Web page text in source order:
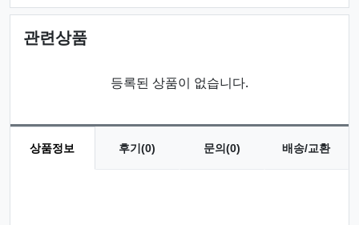
관련상품
등록된 상품이 없습니다.
상품정보 후기(0) 문의(0) 배송/교환